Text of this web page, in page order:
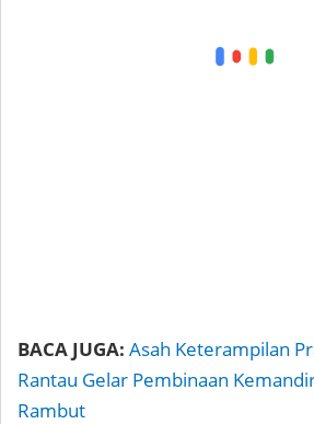
BACA JUGA: Asah Keterampilan
Rantau Gelar Pembinaan
Rambut